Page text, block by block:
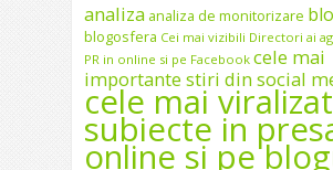
analiza analiza de monitorizare
blogosfera Cei mai vizibili Directori ai
PR in online si pe Facebook cele mai
importante stiri din social
cele mai
subiecte in
online si pe